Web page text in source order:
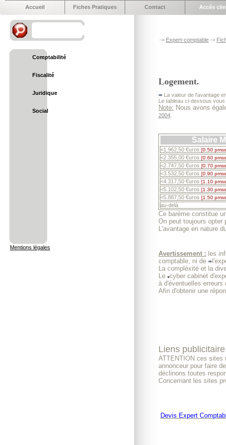
Accueil Fiches Pratiques Contact Accés
Comptabilité
Fiscalité
Juridique
Social
Mentions légales
-> Expert-comptable ->
Logement.
La valeur de l'avantage
Le tableau ci-dessous
Note: Nous avons
2004.
Salaire
<1.962,50 €uros [0.50
<2.355,00 €uros [0.60
<2.747,50 €uros [0.70
<3.532,50 €uros [0.90
<4.317,50 €uros [1.10
<5.102,50 €uros [1.30
<5.887,50 €uros [1.50
au-delà
Ce barème constitue
On peut toujours opter
L'avantage en nature
Avertissement : les
comptable, ni de
La compléxité et la
Le cyber cabinet
à d'éventuelles erreurs
Afin d'obtenir une
Liens
ATTENTION ces sites
annonceur pour faire
déclinons toutes
Concernant les sites
Devis Expert